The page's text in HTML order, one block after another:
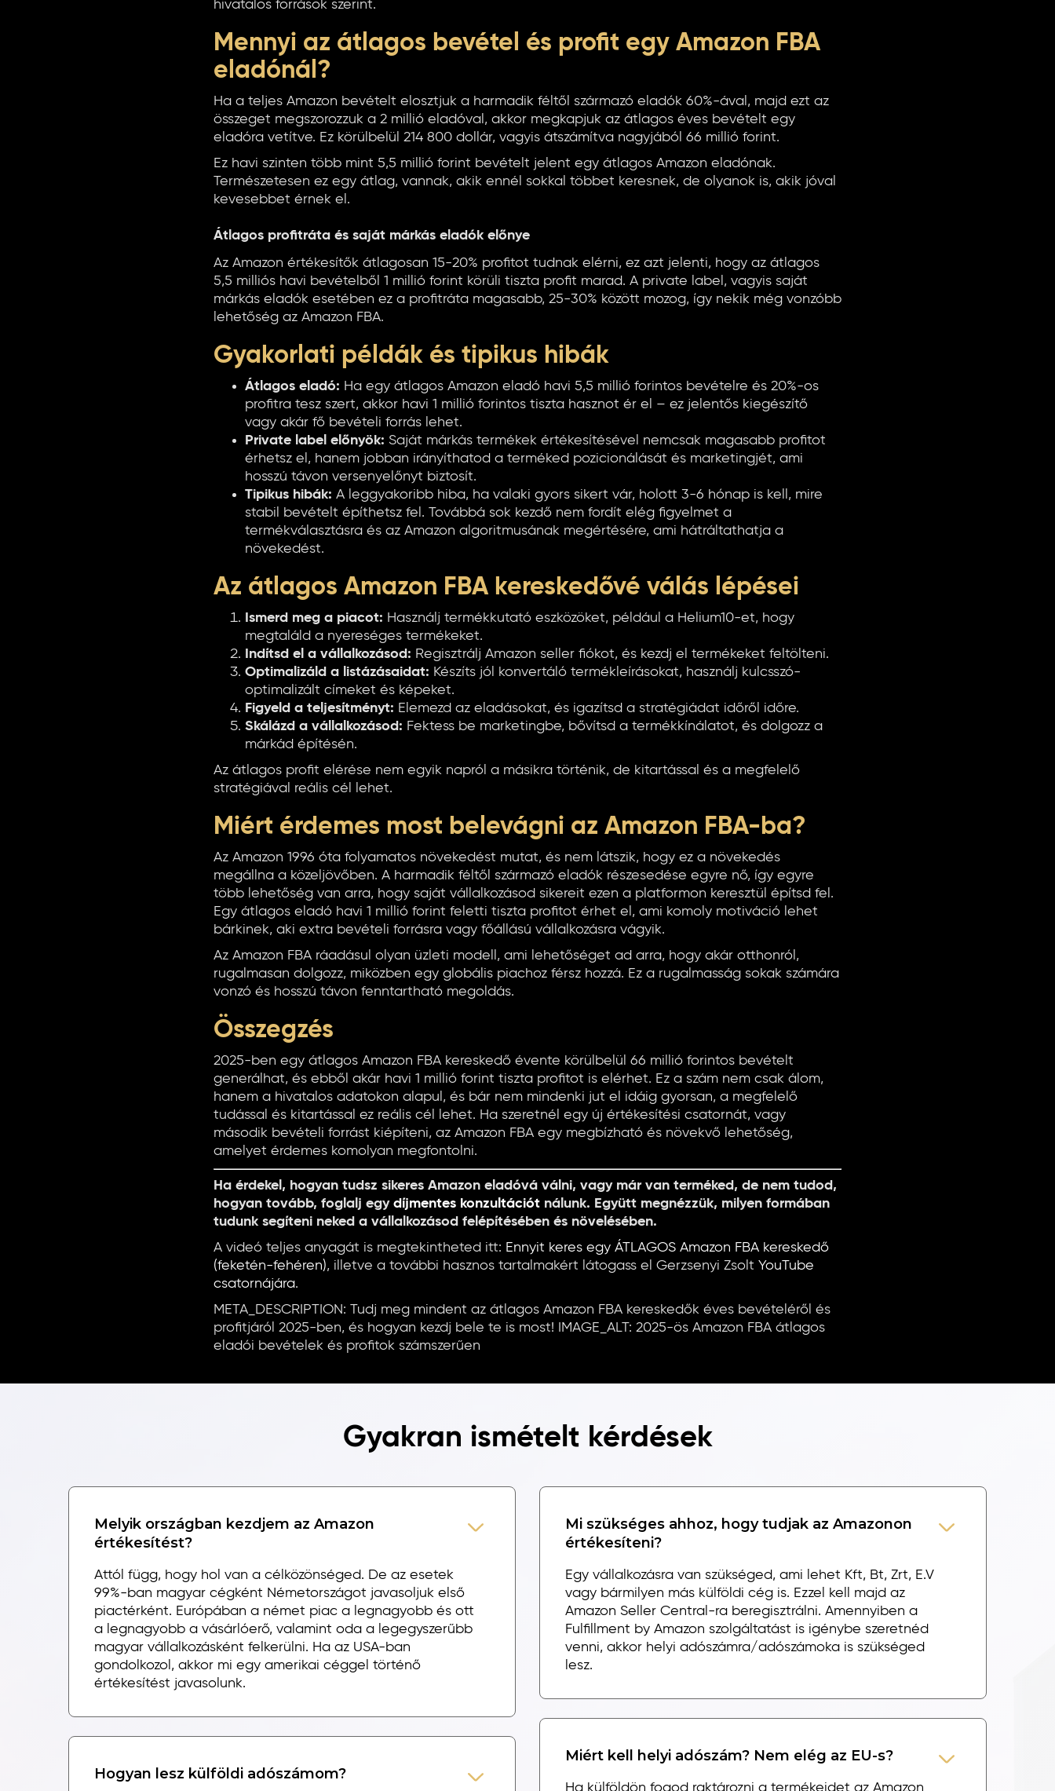
hivatalos források szerint.
Mennyi az átlagos bevétel és profit egy Amazon FBA
eladónál?
Ha a teljes Amazon bevételt elosztjuk a harmadik féltől származó eladók 60%-ával, majd ezt az
összeget megszorozzuk a 2 millió eladóval, akkor megkapjuk az átlagos éves bevételt egy
eladóra vetítve. Ez körülbelül 214 800 dollár, vagyis átszámítva nagyjából 66 millió forint.
Ez havi szinten több mint 5,5 millió forint bevételt jelent egy átlagos Amazon eladónak.
Természetesen ez egy átlag, vannak, akik ennél sokkal többet keresnek, de olyanok is, akik jóval
kevesebbet érnek el.
Átlagos profitráta és saját márkás eladók előnye
Az Amazon értékesítők átlagosan 15-20% profitot tudnak elérni, ez azt jelenti, hogy az átlagos
5,5 milliós havi bevételből 1 millió forint körüli tiszta profit marad. A private label, vagyis saját
márkás eladók esetében ez a profitráta magasabb, 25-30% között mozog, így nekik még vonzóbb
lehetőség az Amazon FBA.
Gyakorlati példák és tipikus hibák
Átlagos eladó: Ha egy átlagos Amazon eladó havi 5,5 millió forintos bevételre és 20%-os
profitra tesz szert, akkor havi 1 millió forintos tiszta hasznot ér el – ez jelentős kiegészítő
vagy akár fő bevételi forrás lehet.
Private label előnyök: Saját márkás termékek értékesítésével nemcsak magasabb profitot
érhetsz el, hanem jobban irányíthatod a terméked pozicionálását és marketingjét, ami
hosszú távon versenyelőnyt biztosít.
Tipikus hibák: A leggyakoribb hiba, ha valaki gyors sikert vár, holott 3-6 hónap is kell, mire
stabil bevételt építhetsz fel. Továbbá sok kezdő nem fordít elég figyelmet a
termékválasztásra és az Amazon algoritmusának megértésére, ami hátráltathatja a
növekedést.
Az átlagos Amazon FBA kereskedővé válás lépései
Ismerd meg a piacot: Használj termékkutató eszközöket, például a Helium10-et, hogy
megtaláld a nyereséges termékeket.
Indítsd el a vállalkozásod: Regisztrálj Amazon seller fiókot, és kezdj el termékeket feltölteni.
Optimalizáld a listázásaidat: Készíts jól konvertáló termékleírásokat, használj kulcsszó-
optimalizált címeket és képeket.
Figyeld a teljesítményt: Elemezd az eladásokat, és igazítsd a stratégiádat időről időre.
Skálázd a vállalkozásod: Fektess be marketingbe, bővítsd a termékkínálatot, és dolgozz a
márkád építésén.
Az átlagos profit elérése nem egyik napról a másikra történik, de kitartással és a megfelelő
stratégiával reális cél lehet.
Miért érdemes most belevágni az Amazon FBA-ba?
Az Amazon 1996 óta folyamatos növekedést mutat, és nem látszik, hogy ez a növekedés
megállna a közeljövőben. A harmadik féltől származó eladók részesedése egyre nő, így egyre
több lehetőség van arra, hogy saját vállalkozásod sikereit ezen a platformon keresztül építsd fel.
Egy átlagos eladó havi 1 millió forint feletti tiszta profitot érhet el, ami komoly motiváció lehet
bárkinek, aki extra bevételi forrásra vagy főállású vállalkozásra vágyik.
Az Amazon FBA ráadásul olyan üzleti modell, ami lehetőséget ad arra, hogy akár otthonról,
rugalmasan dolgozz, miközben egy globális piachoz férsz hozzá. Ez a rugalmasság sokak számára
vonzó és hosszú távon fenntartható megoldás.
Összegzés
2025-ben egy átlagos Amazon FBA kereskedő évente körülbelül 66 millió forintos bevételt
generálhat, és ebből akár havi 1 millió forint tiszta profitot is elérhet. Ez a szám nem csak álom,
hanem a hivatalos adatokon alapul, és bár nem mindenki jut el idáig gyorsan, a megfelelő
tudással és kitartással ez reális cél lehet. Ha szeretnél egy új értékesítési csatornát, vagy
második bevételi forrást kiépíteni, az Amazon FBA egy megbízható és növekvő lehetőség,
amelyet érdemes komolyan megfontolni.
Ha érdekel, hogyan tudsz sikeres Amazon eladóvá válni, vagy már van terméked, de nem tudod,
hogyan tovább, foglalj egy díjmentes konzultációt nálunk. Együtt megnézzük, milyen formában
tudunk segíteni neked a vállalkozásod felépítésében és növelésében.
A videó teljes anyagát is megtekintheted itt: Ennyit keres egy ÁTLAGOS Amazon FBA kereskedő
(feketén-fehéren), illetve a további hasznos tartalmakért látogass el Gerzsenyi Zsolt YouTube
csatornájára.
META_DESCRIPTION: Tudj meg mindent az átlagos Amazon FBA kereskedők éves bevételéről és
profitjáról 2025-ben, és hogyan kezdj bele te is most! IMAGE_ALT: 2025-ös Amazon FBA átlagos
eladói bevételek és profitok számszerűen
Gyakran ismételt kérdések
Melyik országban kezdjem az Amazon
értékesítést?
Attól függ, hogy hol van a célközönséged. De az esetek
99%-ban magyar cégként Németországot javasoljuk első
piactérként. Európában a német piac a legnagyobb és ott
a legnagyobb a vásárlóerő, valamint oda a legegyszerűbb
magyar vállalkozásként felkerülni. Ha az USA-ban
gondolkozol, akkor mi egy amerikai céggel történő
értékesítést javasolunk.
Hogyan lesz külföldi adószámom?
Mi szükséges ahhoz, hogy tudjak az Amazonon
értékesíteni?
Egy vállalkozásra van szükséged, ami lehet Kft, Bt, Zrt, E.V
vagy bármilyen más külföldi cég is. Ezzel kell majd az
Amazon Seller Central-ra beregisztrálni. Amennyiben a
Fulfillment by Amazon szolgáltatást is igénybe szeretnéd
venni, akkor helyi adószámra/adószámoka is szükséged
lesz.
Miért kell helyi adószám? Nem elég az EU-s?
Ha külföldön fogod raktározni a termékeidet az Amazon